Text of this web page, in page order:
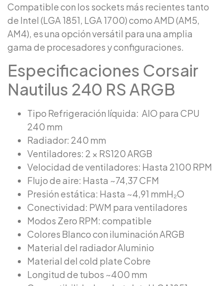
Compatible con los sockets más recientes tanto
de Intel (LGA 1851, LGA 1700) como AMD (AM5,
AM4), es una opción versátil para una amplia
gama de procesadores y configuraciones.
Especificaciones Corsair
Nautilus 240 RS ARGB
Tipo Refrigeración líquida: AIO para CPU
240 mm
Radiador: 240 mm
Ventiladores: 2 × RS120 ARGB
Velocidad de ventiladores: Hasta 2100 RPM
Flujo de aire: Hasta ~74,37 CFM
Presión estática: Hasta ~4,91 mmH₂O
Conectividad: PWM para ventiladores
Modos Zero RPM: compatible
Colores Blanco con iluminación ARGB
Material del radiador Aluminio
Material del cold plate Cobre
Longitud de tubos ~400 mm